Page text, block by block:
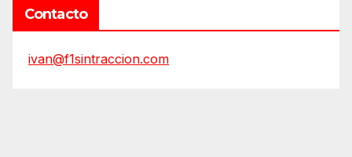
Contacto
ivan@f1sintraccion.com